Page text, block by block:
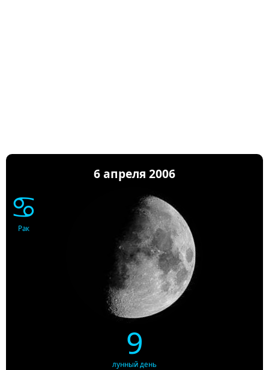
6 апреля 2006
♋
Рак
9
лунный день